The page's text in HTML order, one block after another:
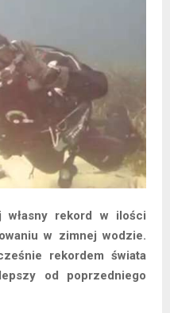
własny rekord w ilości
w zimnej wodzie.
rekordem świata
od poprzedniego